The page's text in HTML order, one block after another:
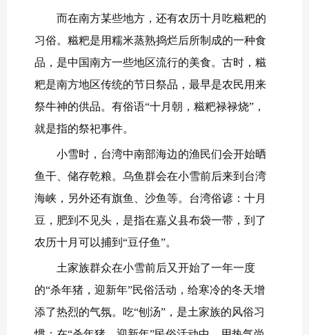
而在南方某些地方，还有农历十月吃糍粑的
习俗。糍粑是用糯米蒸熟捣烂后所制成的一种食
品，是中国南方一些地区流行的美食。古时，糍
粑是南方地区传统的节日祭品，最早是农民用来
祭牛神的供品。有俗语“十月朝，糍粑禄禄烧”，
就是指的祭祀事件。
小雪时，台湾中南部海边的渔民们会开始晒
鱼干、储存乾粮。乌鱼群会在小雪前后来到台湾
海峡，另外还有旗鱼、沙鱼等。台湾俗谚：十月
豆，肥到不见头，是指在嘉义县布袋一带，到了
农历十月可以捕到“豆仔鱼”。
土家族群众在小雪前后又开始了一年一度
的“杀年猪，迎新年”民俗活动，给寒冷的冬天增
添了热烈的气氛。吃“刨汤”，是土家族的风俗习